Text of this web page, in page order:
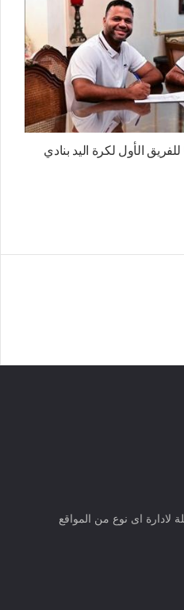
الأول لكرة اليد بنادي
لادارة اى نوع من المواقع